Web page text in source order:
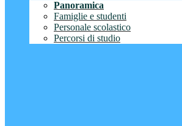
Panoramica
Famiglie e studenti
Personale scolastico
Percorsi di studio